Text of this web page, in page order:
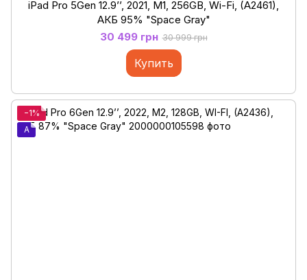
iPad Pro 5Gen 12.9’’, 2021, M1, 256GB, Wi-Fi, (A2461),
АКБ 95% "Space Gray"
30 499 грн 30 999 грн
Купить
−1%
A